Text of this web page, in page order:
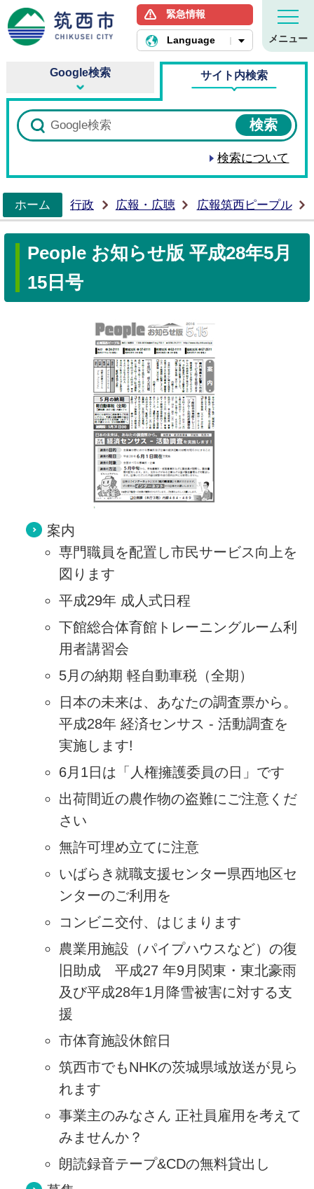
筑西市ホームページ
緊急情報
Language メニュー
Google検索 サイト内検索
検索について
ホーム
行政 広報・広聴 広報筑西ピープル
People お知らせ版 平成28年5月
15日号
案内
専門職員を配置し市民サービス向上を
図ります
平成29年 成人式日程
下館総合体育館トレーニングルーム利
用者講習会
5月の納期 軽自動車税（全期）
日本の未来は、あなたの調査票から。
平成28年 経済センサス - 活動調査を
実施します!
6月1日は「人権擁護委員の日」です
出荷間近の農作物の盗難にご注意くだ
さい
無許可埋め立てに注意
いばらき就職支援センター県西地区セ
ンターのご利用を
コンビニ交付、はじまります
農業用施設（パイプハウスなど）の復
旧助成 平成27 年9月関東・東北豪雨
及び平成28年1月降雪被害に対する支
援
市体育施設休館日
筑西市でもNHKの茨城県域放送が見ら
れます
事業主のみなさん 正社員雇用を考えて
みませんか？
朗読録音テープ&CDの無料貸出し